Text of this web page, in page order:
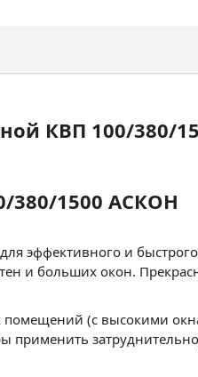
КВП 100/380/
380/1500 АСКОН
эффективного и
и больших окон.
(с высокими